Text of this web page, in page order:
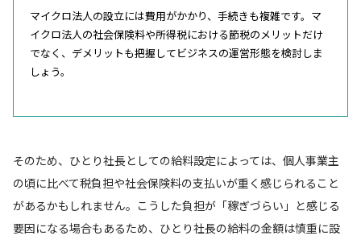
マイクロ法人の設立には費用がかかり、手続きも複雑です。マ
イクロ法人の社会保険料や所得税における節税のメリットだけ
でなく、デメリットも把握してビジネスの運営形態を検討しま
しょう。
そのため、ひとり社長としての給料設定によっては、個人事業主
の頃に比べて税負担や社会保険料の支払いが重く感じられること
があるかもしれません。こうした負担が「稼ぎづらい」と感じる
要因になる場合もあるため、ひとり社長の給料の金額は慎重に設